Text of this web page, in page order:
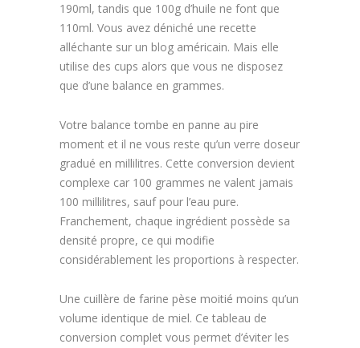
190ml, tandis que 100g d’huile ne font que
110ml. Vous avez déniché une recette
alléchante sur un blog américain. Mais elle
utilise des cups alors que vous ne disposez
que d’une balance en grammes.
Votre balance tombe en panne au pire
moment et il ne vous reste qu’un verre doseur
gradué en millilitres. Cette conversion devient
complexe car 100 grammes ne valent jamais
100 millilitres, sauf pour l’eau pure.
Franchement, chaque ingrédient possède sa
densité propre, ce qui modifie
considérablement les proportions à respecter.
Une cuillère de farine pèse moitié moins qu’un
volume identique de miel. Ce tableau de
conversion complet vous permet d’éviter les